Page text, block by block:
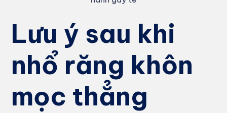
Lưu ý sau khi
nhổ răng khôn
mọc thẳng